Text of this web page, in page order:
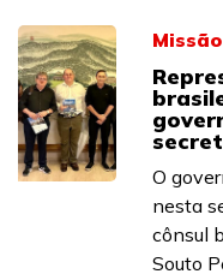
O
nesta
cônsul
Souto